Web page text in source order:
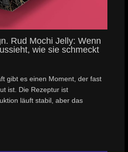
Rud Mochi Jelly: Wenn
wie sie schmeckt
gibt es einen Moment, der fast
ist. Die Rezeptur ist
läuft stabil, aber das